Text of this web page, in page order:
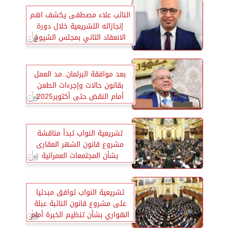
النائب علاء مصطفى يكشف اهم
إنجازاته التشريعية خلال دورة
الانعقاد الثاني بمجلس الشيوخ
بعد موافقة البرلمان..مد العمل
بقانون حالات وإجرءات الطعن
أمام النقض حتى أكتوبر2025
تشريعية النواب تبدأ مناقشة
مشروع قانون الشهر العقارى
بشأن المجتمعات العمرانية
تشريعية النواب توافق مبدئيا
على مشروع قانون النائبة عبلة
الهواري بشأن تنظيم الخبرة أمام
جهات القضاء